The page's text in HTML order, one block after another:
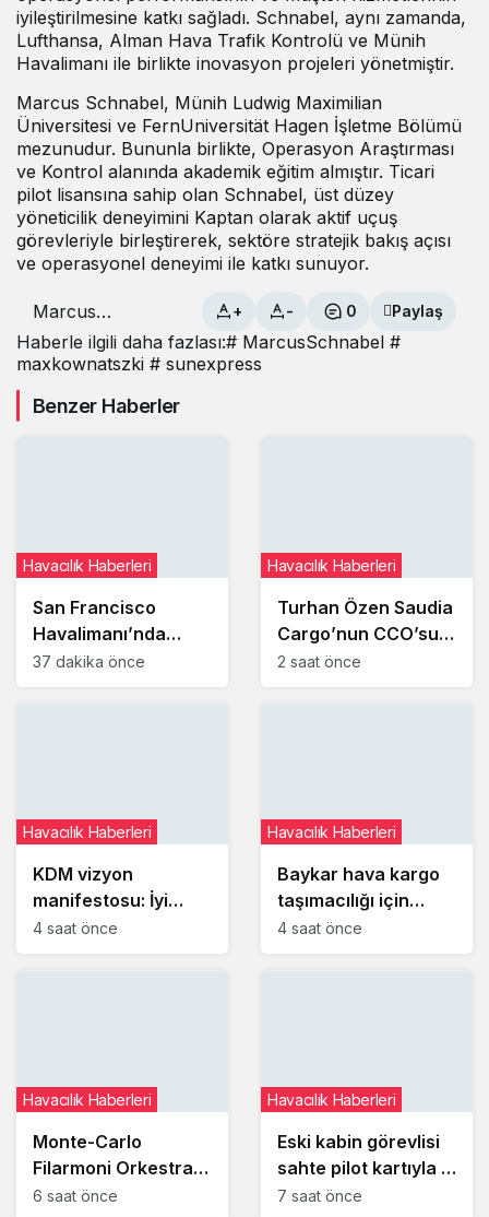
iyileştirilmesine katkı sağladı. Schnabel, aynı zamanda,
Lufthansa, Alman Hava Trafik Kontrolü ve Münih
Havalimanı ile birlikte inovasyon projeleri yönetmiştir.
Marcus Schnabel, Münih Ludwig Maximilian
Üniversitesi ve FernUniversität Hagen İşletme Bölümü
mezunudur. Bununla birlikte, Operasyon Araştırması
ve Kontrol alanında akademik eğitim almıştır. Ticari
pilot lisansına sahip olan Schnabel, üst düzey
yöneticilik deneyimini Kaptan olarak aktif uçuş
görevleriyle birleştirerek, sektöre stratejik bakış açısı
ve operasyonel deneyimi ile katkı sunuyor.
Marcus
Schnabel,
SunExpress
CEO’su olarak
atandı
+ - 0 Paylaş
Haberle ilgili daha fazlası:# MarcusSchnabel #
maxkownatszki # sunexpress
Benzer Haberler
San Francisco
Havalimanı’nda
uçakların paralel
Havacılık Haberleri
37 dakika önce
Turhan Özen Saudia
Cargo’nun CCO’su
oldu
Havacılık Haberleri
2 saat önce
KDM vizyon
manifestosu: İyi
yönetimi kişilere
Havacılık Haberleri
4 saat önce
Baykar hava kargo
taşımacılığı için
şirket kurmaya
Havacılık Haberleri
4 saat önce
Monte-Carlo
Filarmoni Orkestrası
yolculara uçakta
Havacılık Haberleri
6 saat önce
Eski kabin görevlisi
sahte pilot kartıyla 3
ABD hava yolu
Havacılık Haberleri
7 saat önce